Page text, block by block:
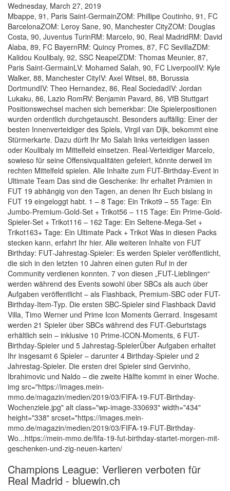
Wednesday, March 27, 2019
Mbappe, 91, Paris Saint-GermainZOM: Phillipe Coutinho, 91, FC
BarcelonaZOM: Leroy Sane, 90, Manchester CityZOM: Douglas
Costa, 90, Juventus TurinRM: Marcelo, 90, Real MadridRM: David
Alaba, 89, FC BayernRM: Quincy Promes, 87, FC SevillaZDM:
Kalidou Koulibaly, 92, SSC NeapelZDM: Thomas Meunier, 87,
Paris Saint-GermainLV: Mohamed Salah, 90, FC LiverpoolIV: Kyle
Walker, 88, Manchester CityIV: Axel Witsel, 88, Borussia
DortmundIV: Theo Hernandez, 86, Real SociedadIV: Jordan
Lukaku, 86, Lazio RomRV: Benjamin Pavard, 86, VfB Stuttgart
Positionswechsel machen sich bemerkbar: Die Spielerpositionen
wurden ordentlich durchgetauscht. Besonders auffällig: Einer der
besten Innenverteidiger des Spiels, Virgil van Dijk, bekommt eine
Stürmerkarte. Dazu dürft Ihr Mo Salah links verteidigen lassen
oder Koulibaly im Mittelfeld einsetzen. Real-Verteidiger Marcelo,
sowieso für seine Offensivqualitäten gefeiert, könnte derweil im
rechten Mittelfeld spielen. Alle Inhalte zum FUT-Birthday-Event in
Ultimate Team Das sind die Geschenke: Ihr erhaltet Prämien in
FUT 19 abhängig von den Tagen, an denen Ihr Euch bislang in
FUT 19 eingeloggt habt. 1 – 8 Tage: Ein Trikot9 – 55 Tage: Ein
Jumbo-Premium-Gold-Set + Trikot56 – 115 Tage: Ein Prime-Gold-
Spieler-Set + Trikot116 – 162 Tage: Ein Seltene-Mega-Set +
Trikot163+ Tage: Ein Ultimate Pack + Trikot Was in diesen Packs
stecken kann, erfahrt Ihr hier. Alle weiteren Inhalte von FUT
Birthday: FUT-Jahrestag-Spieler: Es werden Spieler veröffentlicht,
die sich in den letzten 10 Jahren einen guten Ruf in der
Community verdienen konnten. 7 von diesen „FUT-Lieblingen“
werden während des Events sowohl über SBCs als auch über
Aufgaben veröffentlicht – als Flashback, Premium-SBC oder FUT-
Birthday-Item-Typ. Die ersten SBC-Spieler sind Flashback David
Villa, Timo Werner und Prime Icon Moments Gerrard. Insgesamt
werden 21 Spieler über SBCs während des FUT-Geburtstags
erhältlich sein – inklusive 10 Prime-ICON-Moments, 6 FUT-
Birthday-Spieler und 5 Jahrestag-SpielerÜber Aufgaben erhaltet
Ihr insgesamt 6 Spieler – darunter 4 Birthday-Spieler und 2
Jahrestag-Spieler. Die ersten drei Spieler sind Gervinho,
Ibrahimovic und Naldo – die zweite Hälfte kommt in einer Woche.
img src="https://images.mein-
mmo.de/magazin/medien/2019/03/FIFA-19-FUT-Birthday-
Wochenziele.jpg" alt class="wp-image-330693" width="434"
height="338" srcset="https://images.mein-
mmo.de/magazin/medien/2019/03/FIFA-19-FUT-Birthday-
Wo...https://mein-mmo.de/fifa-19-fut-birthday-startet-morgen-mit-
geschenken-und-zig-neuen-karten/
Champions League: Verlieren verboten für
Real Madrid - bluewin.ch